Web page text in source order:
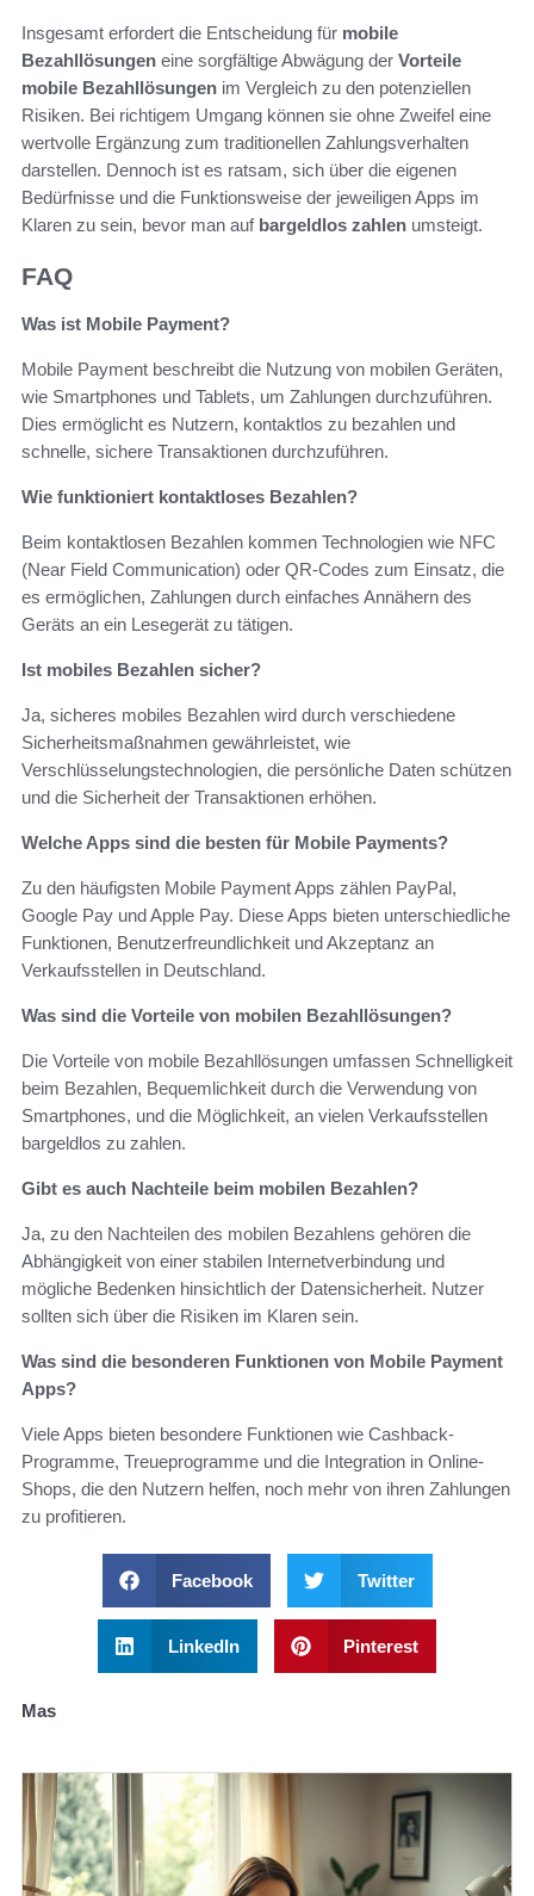
Insgesamt erfordert die Entscheidung für mobile
Bezahllösungen eine sorgfältige Abwägung der Vorteile
mobile Bezahllösungen im Vergleich zu den potenziellen
Risiken. Bei richtigem Umgang können sie ohne Zweifel eine
wertvolle Ergänzung zum traditionellen Zahlungsverhalten
darstellen. Dennoch ist es ratsam, sich über die eigenen
Bedürfnisse und die Funktionsweise der jeweiligen Apps im
Klaren zu sein, bevor man auf bargeldlos zahlen umsteigt.
FAQ
Was ist Mobile Payment?
Mobile Payment beschreibt die Nutzung von mobilen Geräten,
wie Smartphones und Tablets, um Zahlungen durchzuführen.
Dies ermöglicht es Nutzern, kontaktlos zu bezahlen und
schnelle, sichere Transaktionen durchzuführen.
Wie funktioniert kontaktloses Bezahlen?
Beim kontaktlosen Bezahlen kommen Technologien wie NFC
(Near Field Communication) oder QR-Codes zum Einsatz, die
es ermöglichen, Zahlungen durch einfaches Annähern des
Geräts an ein Lesegerät zu tätigen.
Ist mobiles Bezahlen sicher?
Ja, sicheres mobiles Bezahlen wird durch verschiedene
Sicherheitsmaßnahmen gewährleistet, wie
Verschlüsselungstechnologien, die persönliche Daten schützen
und die Sicherheit der Transaktionen erhöhen.
Welche Apps sind die besten für Mobile Payments?
Zu den häufigsten Mobile Payment Apps zählen PayPal,
Google Pay und Apple Pay. Diese Apps bieten unterschiedliche
Funktionen, Benutzerfreundlichkeit und Akzeptanz an
Verkaufsstellen in Deutschland.
Was sind die Vorteile von mobilen Bezahllösungen?
Die Vorteile von mobile Bezahllösungen umfassen Schnelligkeit
beim Bezahlen, Bequemlichkeit durch die Verwendung von
Smartphones, und die Möglichkeit, an vielen Verkaufsstellen
bargeldlos zu zahlen.
Gibt es auch Nachteile beim mobilen Bezahlen?
Ja, zu den Nachteilen des mobilen Bezahlens gehören die
Abhängigkeit von einer stabilen Internetverbindung und
mögliche Bedenken hinsichtlich der Datensicherheit. Nutzer
sollten sich über die Risiken im Klaren sein.
Was sind die besonderen Funktionen von Mobile Payment
Apps?
Viele Apps bieten besondere Funktionen wie Cashback-
Programme, Treueprogramme und die Integration in Online-
Shops, die den Nutzern helfen, noch mehr von ihren Zahlungen
zu profitieren.
Facebook Twitter
LinkedIn Pinterest
Mas